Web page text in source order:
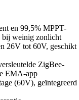
en 99,5% MPPT-
bij weinig zonlicht
26V tot 60V, geschikt
ZigBee-
EMA-app
(60V), geïntegreerd